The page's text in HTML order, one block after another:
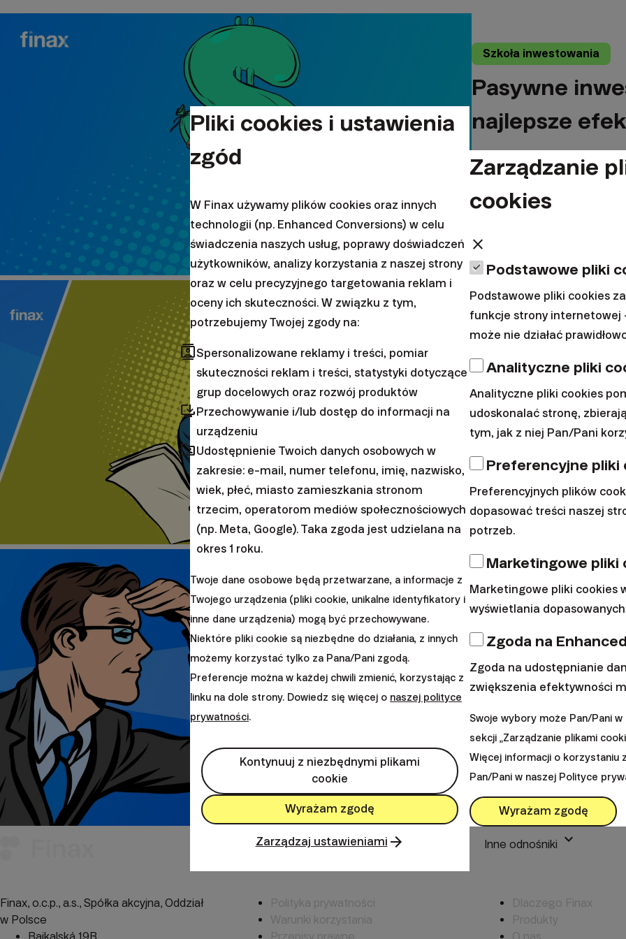
Szkoła inwestowania
Pasywne
najlepsze
Inwestowanie pasywne
działa on na korzyść
Szkoła inwestowania
Podatek
Amerykańska giełda to
inwestorów z całego
Szkoła inwestowania
Rynkowa
Od początku roku
słabo nie zaczął się
Pliki cookies i ustawienia
zgód
W Finax używamy plików cookies oraz innych
technologii (np. Enhanced Conversions) w celu
świadczenia naszych usług, poprawy doświadczeń
użytkowników, analizy korzystania z naszej strony
oraz w celu precyzyjnego targetowania reklam i
oceny ich skuteczności. W związku z tym,
potrzebujemy Twojej zgody na:
contactsSpersonalizowane reklamy i treści, pomiar
skuteczności reklam i treści, statystyki dotyczące
grup docelowych oraz rozwój produktów
browser_updatedPrzechowywanie i/lub dostęp do informacji na
urządzeniu
folder_sharedUdostępnienie Twoich danych osobowych w
zakresie: e-mail, numer telefonu, imię, nazwisko,
wiek, płeć, miasto zamieszkania stronom
trzecim, operatorom mediów społecznościowych
(np. Meta, Google). Taka zgoda jest udzielana na
okres 1 roku.
Twoje dane osobowe będą przetwarzane, a informacje z
Twojego urządzenia (pliki cookie, unikalne identyfikatory i
inne dane urządzenia) mogą być przechowywane.
Niektóre pliki cookie są niezbędne do działania, z innych
możemy korzystać tylko za Pana/Pani zgodą.
Preferencje można w każdej chwili zmienić, korzystając z
linku na dole strony. Dowiedz się więcej o naszej polityce
prywatności.
Kontynuuj z niezbędnymi plikami
cookie
Wyrażam zgodę
Zarządzaj ustawieniami
Zarządzanie
cookies
close
Podstawowe pliki
Podstawowe pliki cookies
funkcje strony internetowej
może nie działać
Analityczne pliki
Analityczne pliki cookies
udoskonalać stronę,
tym, jak z niej Pan/Pani
Preferencyjne pliki
Preferencyjnych plików
dopasować treści naszej
potrzeb.
Marketingowe pliki
Marketingowe pliki cookies
wyświetlania
Zgoda na
Zgoda na udostępnianie
zwiększenia efektywności
Swoje wybory może Pan/Pani w
sekcji „Zarządzanie plikami
Więcej informacji o korzystaniu
Pan/Pani w naszej Polityce
Wyrażam zgodę
Finax, o.c.p., a.s., Spółka akcyjna, Oddział
w Polsce
Ważne informacjekeyboard_arrow_down
Polityka prywatności
Warunki korzystania
Inne odnośniki keyboard_arrow_down
Dlaczego Finax
Produkty